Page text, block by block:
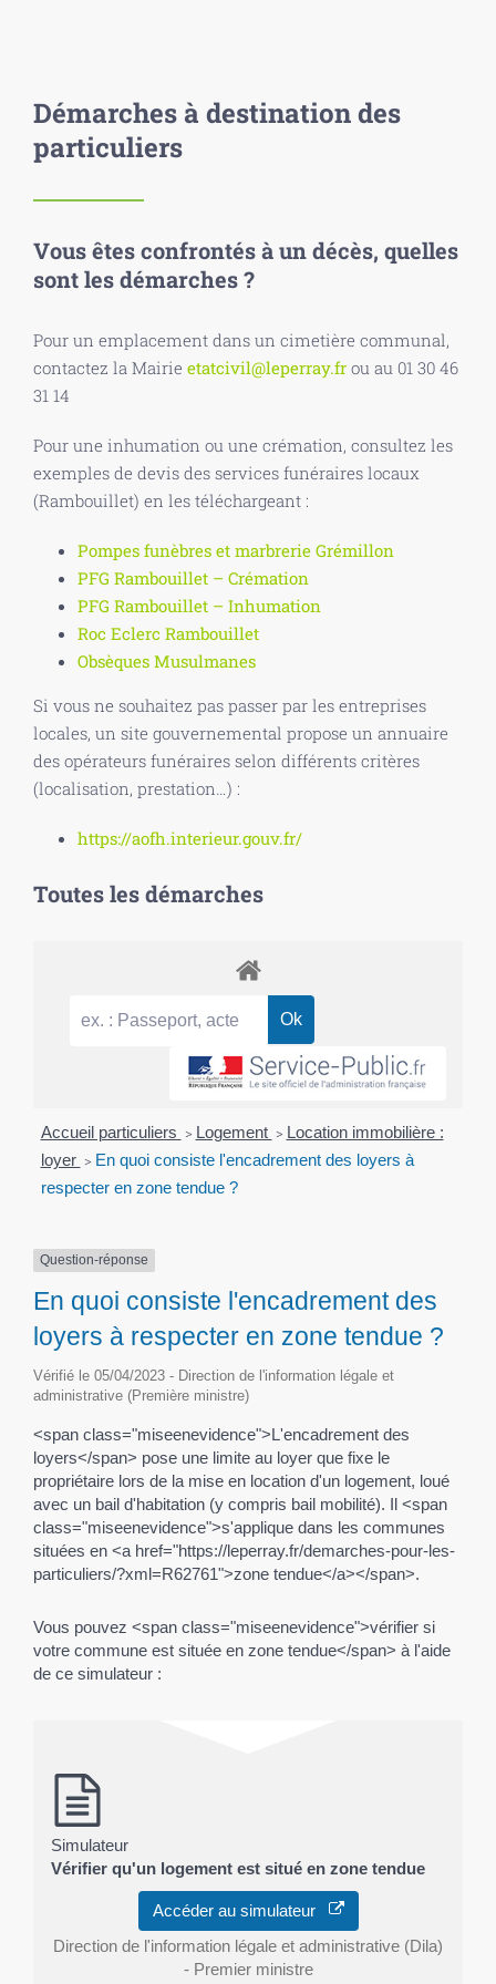
Démarches à destination des
particuliers
Vous êtes confrontés à un décès, quelles
sont les démarches ?
Pour un emplacement dans un cimetière communal,
contactez la Mairie etatcivil@leperray.fr ou au 01 30 46
31 14
Pour une inhumation ou une crémation, consultez les
exemples de devis des services funéraires locaux
(Rambouillet) en les téléchargeant :
Pompes funèbres et marbrerie Grémillon
PFG Rambouillet – Crémation
PFG Rambouillet – Inhumation
Roc Eclerc Rambouillet
Obsèques Musulmanes
Si vous ne souhaitez pas passer par les entreprises
locales, un site gouvernemental propose un annuaire
des opérateurs funéraires selon différents critères
(localisation, prestation…) :
https://aofh.interieur.gouv.fr/
Toutes les démarches
Accueil particuliers > Logement > Location immobilière :
loyer > En quoi consiste l'encadrement des loyers à
respecter en zone tendue ?
Question-réponse
En quoi consiste l'encadrement des
loyers à respecter en zone tendue ?
Vérifié le 05/04/2023 - Direction de l'information légale et
administrative (Première ministre)
<span class="miseenevidence">L'encadrement des
loyers</span> pose une limite au loyer que fixe le
propriétaire lors de la mise en location d'un logement, loué
avec un bail d'habitation (y compris bail mobilité). Il <span
class="miseenevidence">s'applique dans les communes
situées en <a href="https://leperray.fr/demarches-pour-les-
particuliers/?xml=R62761">zone tendue</a></span>.
Vous pouvez <span class="miseenevidence">vérifier si
votre commune est située en zone tendue</span> à l'aide
de ce simulateur :
Simulateur
Vérifier qu'un logement est situé en zone tendue
Accéder au simulateur
Direction de l'information légale et administrative (Dila)
- Premier ministre